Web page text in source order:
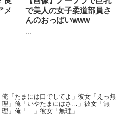
メ
で美人の女子柔道部員さ
んのおっぱいwww
...
俺「たまには口でしてよ」彼女「えっ無
理」俺「いやたまにはさ…」彼女「無
理」俺「…」彼女「無理」